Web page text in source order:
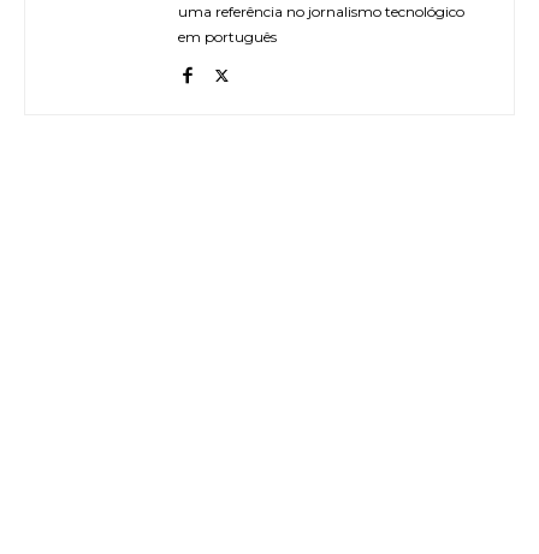
uma referência no jornalismo tecnológico
em português